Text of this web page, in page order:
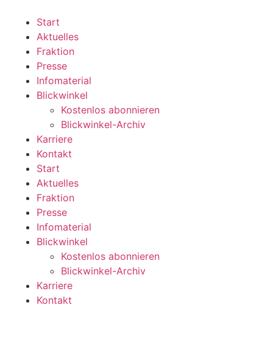
wechseln
Start
Aktuelles
Fraktion
Presse
Infomaterial
Blickwinkel
Kostenlos abonnieren
Blickwinkel-Archiv
Karriere
Kontakt
Start
Aktuelles
Fraktion
Presse
Infomaterial
Blickwinkel
Kostenlos abonnieren
Blickwinkel-Archiv
Karriere
Kontakt